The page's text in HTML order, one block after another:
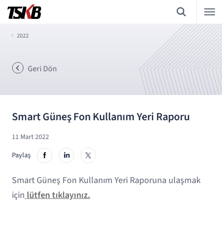
2022
Geri Dön
Smart Güneş Fon Kullanım Yeri Raporu
11 Mart 2022
Paylaş
Smart Güneş Fon Kullanım Yeri Raporuna ulaşmak
için lütfen tıklayınız.